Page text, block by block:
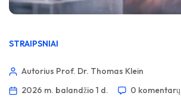
STRAIPSNIAI
Autorius Prof. Dr. Thomas Klein
2026 m. balandžio 1 d.
0 komentarų